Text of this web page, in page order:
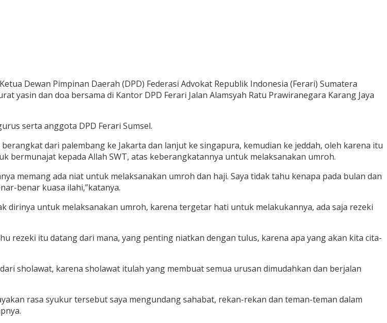
Dewan Pimpinan Daerah (DPD) Federasi Advokat Republik Indonesia (Ferari) Sumatera
yasin dan doa bersama di Kantor DPD Ferari Jalan Alamsyah Ratu Prawiranegara Karang Jaya
serta anggota DPD Ferari Sumsel.
dari palembang ke Jakarta dan lanjut ke singapura, kemudian ke jeddah, oleh karena itu
bermunajat kepada Allah SWT, atas keberangkatannya untuk melaksanakan umroh.
memang ada niat untuk melaksanakan umroh dan haji. Saya tidak tahu kenapa pada bulan dan
benar kuasa ilahi,”katanya.
dirinya untuk melaksanakan umroh, karena tergetar hati untuk melakukannya, ada saja rezeki
rezeki itu datang dari mana, yang penting niatkan dengan tulus, karena apa yang akan kita cita-
sholawat, karena sholawat itulah yang membuat semua urusan dimudahkan dan berjalan
rasa syukur tersebut saya mengundang sahabat, rekan-rekan dan teman-teman dalam